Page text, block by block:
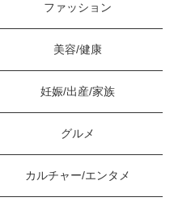
ファッション
美容/健康
妊娠/出産/家族
グルメ
カルチャー/エンタメ